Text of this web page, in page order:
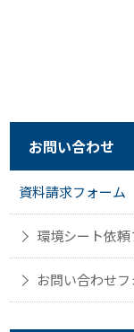
お問い合わせ
資料請求フォーム
環境シート依
お問い合わせ